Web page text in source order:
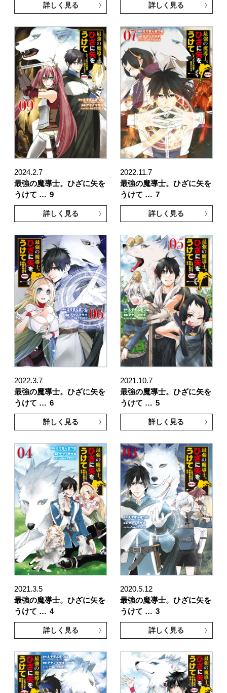
詳しく見る 詳しく見る
2024.2.7
最強の魔導士。ひざに矢を
うけて … 9
詳しく見る
2022.11.7
最強の魔導士。ひざに矢を
うけて … 7
詳しく見る
2022.3.7
最強の魔導士。ひざに矢を
うけて … 6
詳しく見る
2021.10.7
最強の魔導士。ひざに矢を
うけて … 5
詳しく見る
2021.3.5
最強の魔導士。ひざに矢を
うけて … 4
詳しく見る
2020.5.12
最強の魔導士。ひざに矢を
うけて … 3
詳しく見る